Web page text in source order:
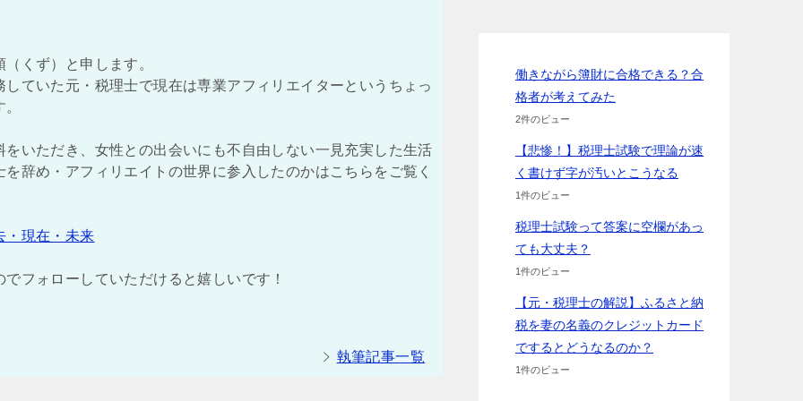
くず）と申します。
ていた元・税理士で現在は専業アフィリエイターというちょっ
いただき、女性との出会いにも不自由しない一見充実した生活
辞め・アフィリエイトの世界に参入したのかはこちらをご覧く
・現在・未来
フォローしていただけると嬉しいです！
執筆記事一覧
働きながら簿財に合格できる？合
格者が考えてみた
2件のビュー
【悲惨！】税理士試験で理論が速
く書けず字が汚いとこうなる
1件のビュー
税理士試験って答案に空欄があっ
ても大丈夫？
1件のビュー
【元・税理士の解説】ふるさと納
税を妻の名義のクレジットカード
でするとどうなるのか？
1件のビュー